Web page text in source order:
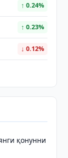
↑ 0.24%
↑ 0.23%
↓ 0.12%
қонунни